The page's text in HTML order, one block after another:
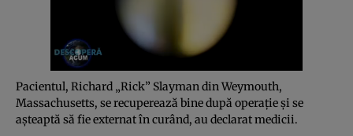
Pacientul, Richard „Rick” Slayman din Weymouth,
Massachusetts, se recuperează bine după operație și se
așteaptă să fie externat în curând, au declarat medicii.